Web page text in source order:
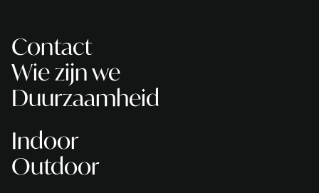
Contact
Wie zijn we
Duurzaamheid
Indoor
Outdoor